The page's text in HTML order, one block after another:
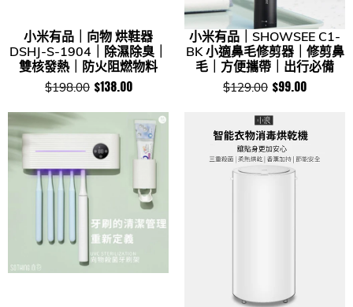
小米有品｜向物 烘鞋器
DSHJ-S-1904｜除濕除臭｜
雙核發熱｜防火阻燃物料
$198.00 $138.00
小米有品｜SHOWSEE C1-
BK 小適鼻毛修剪器｜修剪鼻
毛｜方便攜帶｜出行必備
$129.00 $99.00